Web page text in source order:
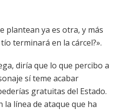
plantean ya es otra, y más
terminará en la cárcel?».
diría que lo que percibo a
sí teme acabar
gratuitas del Estado.
la línea de ataque que ha